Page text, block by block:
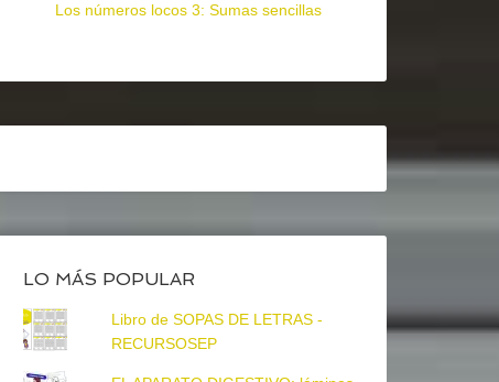
Los números locos 3: Sumas sencillas
LO MÁS POPULAR
Libro de SOPAS DE LETRAS -
RECURSOSEP